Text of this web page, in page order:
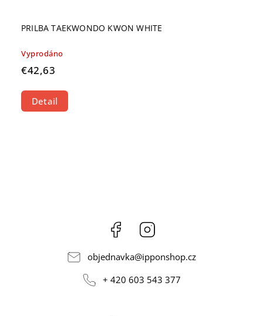
PRILBA TAEKWONDO KWON WHITE
Vyprodáno
€42,63
Detail
Facebook
objednavka@ipponshop.cz
+ 420 603 543 377